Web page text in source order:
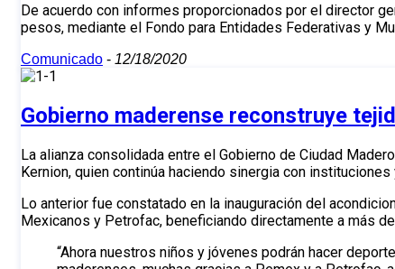
De acuerdo con informes proporcionados por el director
pesos, mediante el Fondo para Entidades Federativas y
Comunicado - 12/18/2020
Gobierno maderense reconstruye
La alianza consolidada entre el Gobierno de Ciudad
Kernion, quien continúa haciendo sinergia con
Lo anterior fue constatado en la inauguración del
Mexicanos y Petrofac, beneficiando directamente a más
“Ahora nuestros niños y jóvenes podrán hacer